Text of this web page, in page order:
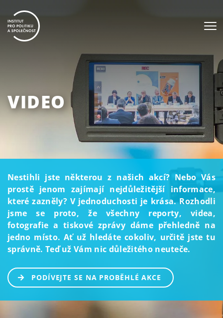
VIDEO
Nestihli jste některou z našich akcí? Nebo Vás
prostě jenom zajímají nejdůležitější informace,
které zazněly? V jednoduchosti je krása. Rozhodli
jsme se proto, že všechny reporty, videa,
fotografie a tiskové zprávy dáme přehledně na
jedno místo. Ať už hledáte cokoliv, určitě jste tu
správně. Teď už Vám nic důležitého neuteče.
PODÍVEJTE SE NA PROBĚHLÉ AKCE